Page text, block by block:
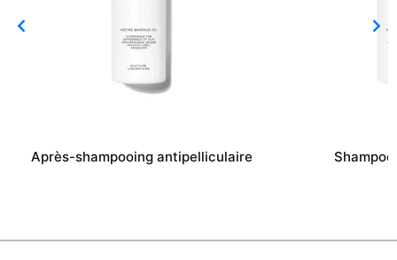
Après-shampooing antipelliculaire